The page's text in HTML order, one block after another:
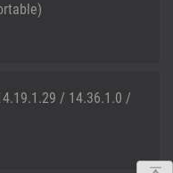
/ 14.36.1.0 /